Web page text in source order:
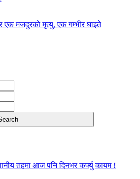
एक मजदुरको मृत्यु, एक गम्भीर घाइते